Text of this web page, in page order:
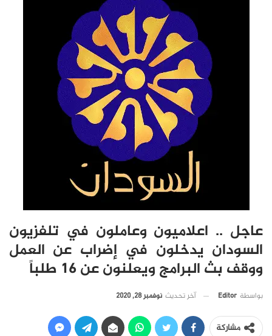
عاجل .. اعلاميون وعاملون في تلفزيون
السودان يدخلون في إضراب عن العمل
ووقف بث البرامج ويعلنون عن 16 طلباً
بواسطة Editor آخر تحديث نوفمبر 28, 2020
مشاركة